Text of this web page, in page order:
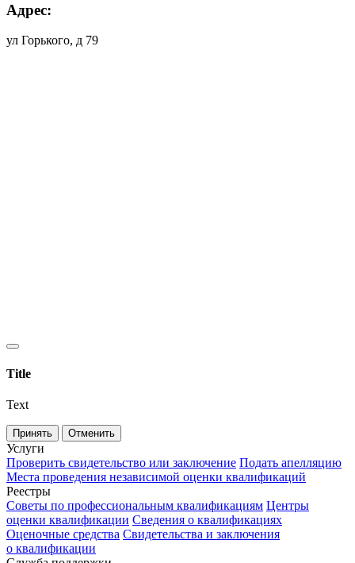
Адрес:
ул Горького, д 79
Title
Text
Принять Отменить
Услуги
Проверить свидетельство или заключение Подать апелляцию
Места проведения независимой оценки квалификаций
Реестры
Советы по профессиональным квалификациям Центры
оценки квалификации Сведения о квалификациях
Оценочные средства Свидетельства и заключения
о квалификации